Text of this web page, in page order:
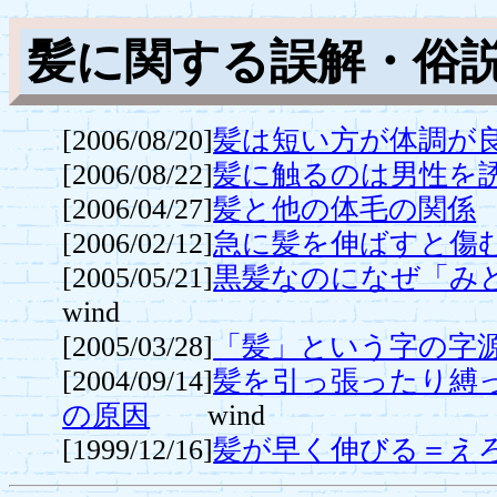
髪に関する誤解・俗
[2006/08/20]髪は短い方が体調が
[2006/08/22]髪に触るのは男性を
[2006/04/27]髪と他の体毛の関係
[2006/02/12]急に髪を伸ばすと傷
[2005/05/21]黒髪なのになぜ「み
wind
[2005/03/28]「髪」という字の字
[2004/09/14]髪を引っ張ったり縛
の原因wind
[1999/12/16]髪が早く伸びる＝え